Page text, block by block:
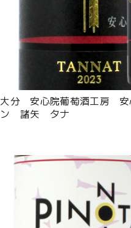
大分 安心院葡萄酒工房 安
ン 諸矢 タナ